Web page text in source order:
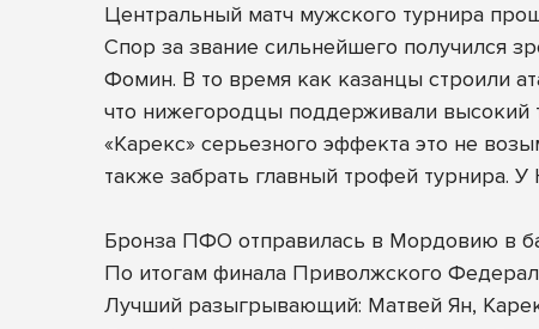
Центральный матч мужского турнира
Спор за звание сильнейшего получился
Фомин. В то время как казанцы строили
что нижегородцы поддерживали высокий
«Карекс» серьезного эффекта это не
также забрать главный трофей турнира.
Бронза ПФО отправилась в Мордовию в
По итогам финала Приволжского
Лучший разыгрывающий: Матвей Ян,